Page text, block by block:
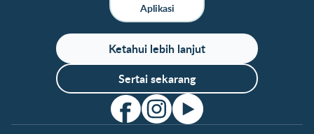
Aplikasi
Ketahui lebih lanjut
Sertai sekarang